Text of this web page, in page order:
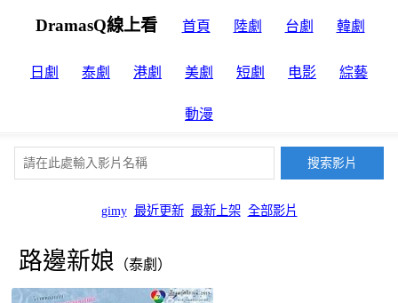
DramasQ線上看 首頁 陸劇 台劇 韓劇
日劇 泰劇 港劇 美劇 短劇 电影 綜藝
動漫
gimy 最近更新 最新上架 全部影片
路邊新娘 （泰劇）